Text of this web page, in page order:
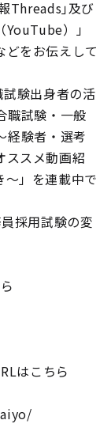
Threads｣及び
YouTube）」
をお伝えして
験出身者の活
職試験・一般
経験者・選考
ススメ動画紹
」を連載中で
採用試験の変
はこちら